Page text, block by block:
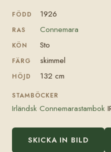
FÖDD 1926
RAS Connemara
KÖN Sto
FÄRG skimmel
HÖJD 132 cm
STAMBÖCKER
Irländsk Connemarastambok
SKICKA IN BILD